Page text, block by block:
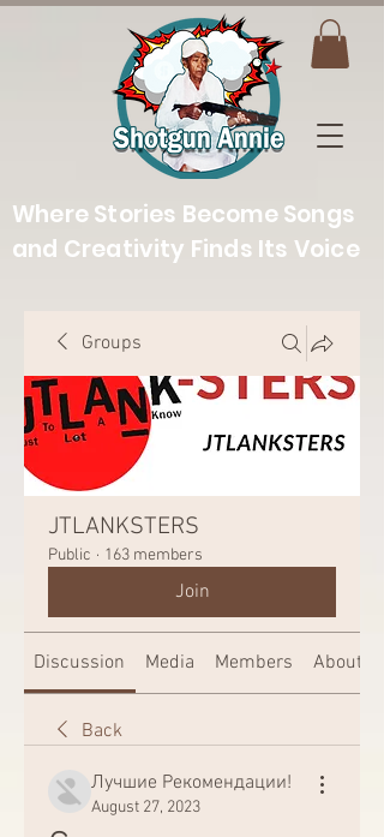
Where Stories Become Songs
and Creativity Finds Its Voice
Groups
JTLANKSTERS
Public · 163 members
Join
Discussion Media Members About
Back
Лучшие Рекомендации!
August 27, 2023